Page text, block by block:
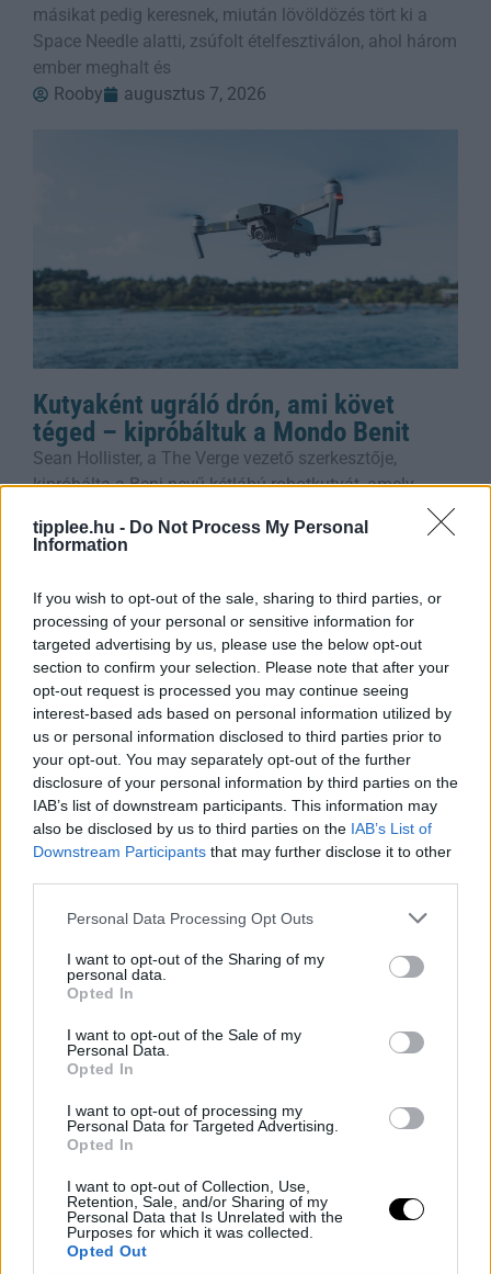
tipplee.hu - Do Not Process My Personal
Information
If you wish to opt-out of the sale, sharing to third parties, or
processing of your personal or sensitive information for
targeted advertising by us, please use the below opt-out
section to confirm your selection. Please note that after your
opt-out request is processed you may continue seeing
interest-based ads based on personal information utilized by
us or personal information disclosed to third parties prior to
your opt-out. You may separately opt-out of the further
disclosure of your personal information by third parties on the
IAB’s list of downstream participants. This information may
also be disclosed by us to third parties on the IAB’s List of
Downstream Participants that may further disclose it to other
Personal Data Processing Opt Outs
I want to opt-out of the Sharing of my
personal data.
Opted In
I want to opt-out of the Sale of my
Personal Data.
Opted In
I want to opt-out of processing my
Personal Data for Targeted Advertising.
Opted In
I want to opt-out of Collection, Use,
Retention, Sale, and/or Sharing of my
Personal Data that Is Unrelated with the
Purposes for which it was collected.
Opted Out
másikat pedig keresnek, miután lövöldözés tört ki a
Space Needle alatti, zsúfolt ételfesztiválon, ahol három
ember meghalt és
Rooby
augusztus 7, 2026
Kutyaként ugráló drón, ami követ
téged – kipróbáltuk a Mondo Benit
Sean Hollister, a The Verge vezető szerkesztője,
kipróbálta a Beni nevű kétlábú robotkutyát, amely
ugrál, trükközik, és stabil 4K-ban követi a gazdáját. A
körülbelül 600
A barátok minden étkezést étteremben szeretnének
lebonyolítani, ami komoly anyagi terhet jelenthet – de
hogyan őrizd meg a kapcsolatot anélkül, hogy
tönkremennél? Ez a cikk
Rooby
augusztus 7, 2026